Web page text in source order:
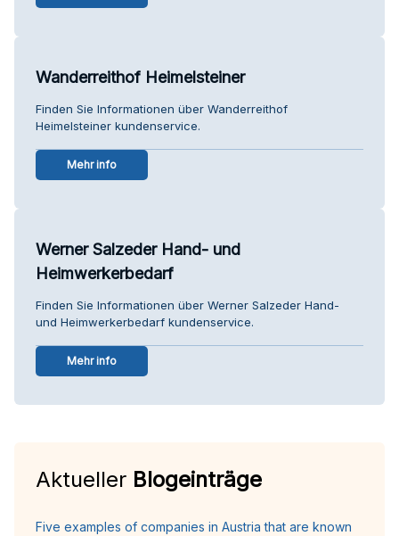
Wanderreithof Heimelsteiner
Finden Sie Informationen über Wanderreithof
Heimelsteiner kundenservice.
Mehr info
Werner Salzeder Hand- und
Heimwerkerbedarf
Finden Sie Informationen über Werner Salzeder Hand-
und Heimwerkerbedarf kundenservice.
Mehr info
Aktueller Blogeinträge
Five examples of companies in Austria that are known